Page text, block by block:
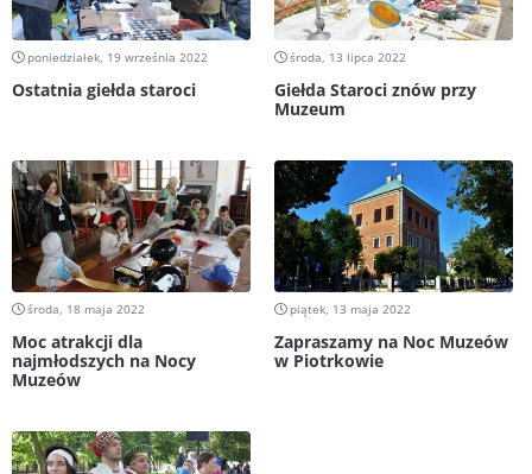
poniedziałek, 19 września 2022
Ostatnia giełda staroci
środa, 13 lipca 2022
Giełda Staroci znów przy
Muzeum
środa, 18 maja 2022
Moc atrakcji dla
najmłodszych na Nocy
Muzeów
piątek, 13 maja 2022
Zapraszamy na Noc Muzeów
w Piotrkowie